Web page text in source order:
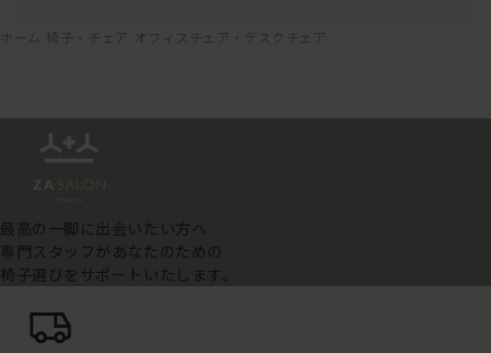
ホーム 椅子・チェア オフィスチェア・デスクチェア
最高の一脚に出会いたい方へ
専門スタッフがあなたのための
椅子選びをサポートいたします。